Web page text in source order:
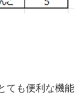
ても便利な機能